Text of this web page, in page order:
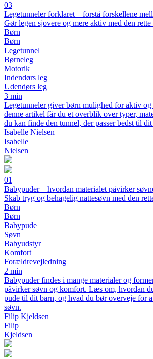
03
Legetunneler forklaret – forstå forskellene
Gør legen sjovere og mere aktiv med den
Børn
Børn
Legetunnel
Børneleg
Motorik
Indendørs leg
Udendørs leg
3 min
Legetunneler giver børn mulighed for aktiv
denne artikel får du et overblik over typer,
du kan finde den tunnel, der passer bedst til
Isabelle Nielsen
Isabelle
Nielsen
01
Babypuder – hvordan materialet påvirker
Skab tryg og behagelig nattesøvn med den
Børn
Børn
Babypude
Søvn
Babyudstyr
Komfort
Forældrevejledning
2 min
Babypuder findes i mange materialer og
påvirker søvn og komfort. Læs om, hvordan
pude til dit barn, og hvad du bør overveje for
søvn.
Filip Kjeldsen
Filip
Kjeldsen